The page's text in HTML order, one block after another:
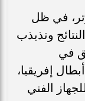
في ظل
وتذبذب
في
إفريقيا،
الفني